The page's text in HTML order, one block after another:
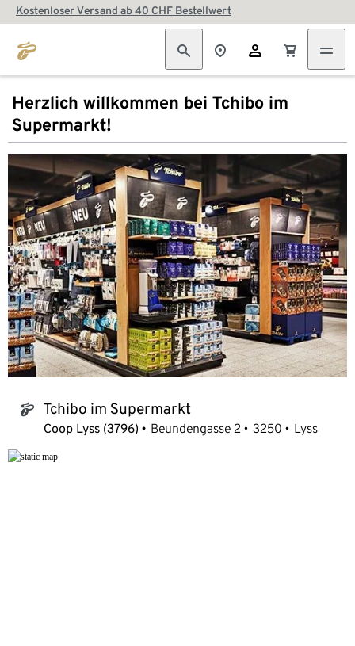
Kostenloser Versand ab 40 CHF Bestellwert
Herzlich willkommen bei Tchibo im
Supermarkt!
tchibo_logo Tchibo im Supermarkt
Coop Lyss (3796) Beundengasse 2 3250 Lyss